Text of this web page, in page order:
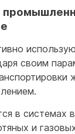
своим
в системах
и